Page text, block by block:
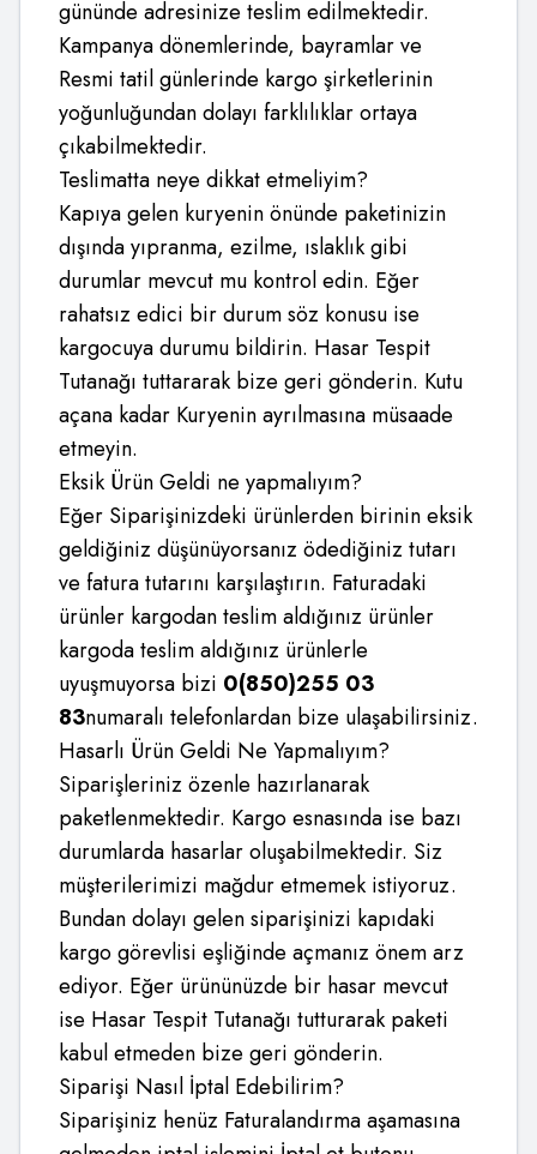
gününde adresinize teslim edilmektedir.
Kampanya dönemlerinde, bayramlar ve
Resmi tatil günlerinde kargo şirketlerinin
yoğunluğundan dolayı farklılıklar ortaya
çıkabilmektedir.
Teslimatta neye dikkat etmeliyim?
Kapıya gelen kuryenin önünde paketinizin
dışında yıpranma, ezilme, ıslaklık gibi
durumlar mevcut mu kontrol edin. Eğer
rahatsız edici bir durum söz konusu ise
kargocuya durumu bildirin. Hasar Tespit
Tutanağı tuttararak bize geri gönderin. Kutu
açana kadar Kuryenin ayrılmasına müsaade
etmeyin.
Eksik Ürün Geldi ne yapmalıyım?
Eğer Siparişinizdeki ürünlerden birinin eksik
geldiğiniz düşünüyorsanız ödediğiniz tutarı
ve fatura tutarını karşılaştırın. Faturadaki
ürünler kargodan teslim aldığınız ürünler
kargoda teslim aldığınız ürünlerle
uyuşmuyorsa bizi 0(850)255 03
83numaralı telefonlardan bize ulaşabilirsiniz.
Hasarlı Ürün Geldi Ne Yapmalıyım?
Siparişleriniz özenle hazırlanarak
paketlenmektedir. Kargo esnasında ise bazı
durumlarda hasarlar oluşabilmektedir. Siz
müşterilerimizi mağdur etmemek istiyoruz.
Bundan dolayı gelen siparişinizi kapıdaki
kargo görevlisi eşliğinde açmanız önem arz
ediyor. Eğer ürününüzde bir hasar mevcut
ise Hasar Tespit Tutanağı tutturarak paketi
kabul etmeden bize geri gönderin.
Siparişi Nasıl İptal Edebilirim?
Siparişiniz henüz Faturalandırma aşamasına